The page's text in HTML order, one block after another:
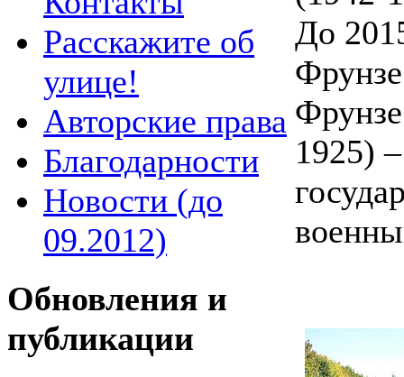
Расскажите об
улице!
Авторские права
Благодарности
Новости (до
09.2012)
Обновления и
публикации
До
1925)